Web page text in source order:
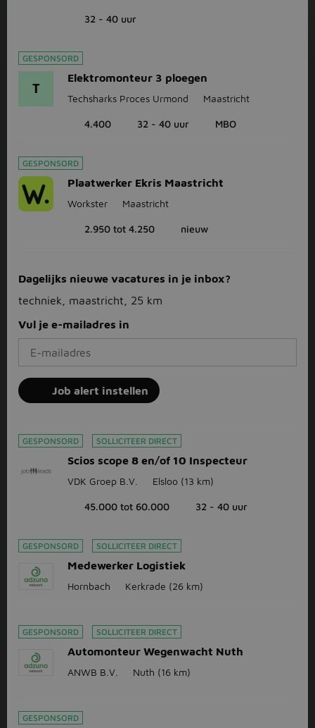
32 - 40 uur
GESPONSORD
T
Elektromonteur 3 ploegen
Techsharks Proces Urmond Maastricht
4.400 32 - 40 uur MBO
GESPONSORD
Plaatwerker Ekris Maastricht
Workster Maastricht
2.950 tot 4.250 nieuw
Dagelijks nieuwe vacatures in je inbox?
techniek, maastricht, 25 km
Vul je e-mailadres in
Job alert instellen
GESPONSORD SOLLICITEER DIRECT
Scios scope 8 en/of 10 Inspecteur
VDK Groep B.V. Elsloo (13 km)
45.000 tot 60.000 32 - 40 uur
GESPONSORD SOLLICITEER DIRECT
Medewerker Logistiek
Hornbach Kerkrade (26 km)
GESPONSORD SOLLICITEER DIRECT
Automonteur Wegenwacht Nuth
ANWB B.V. Nuth (16 km)
GESPONSORD